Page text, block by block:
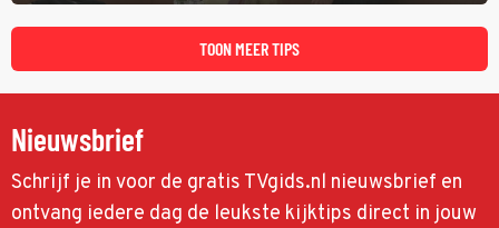
TOON MEER TIPS
Nieuwsbrief
Schrijf je in voor de gratis TVgids.nl nieuwsbrief en
ontvang iedere dag de leukste kijktips direct in jouw